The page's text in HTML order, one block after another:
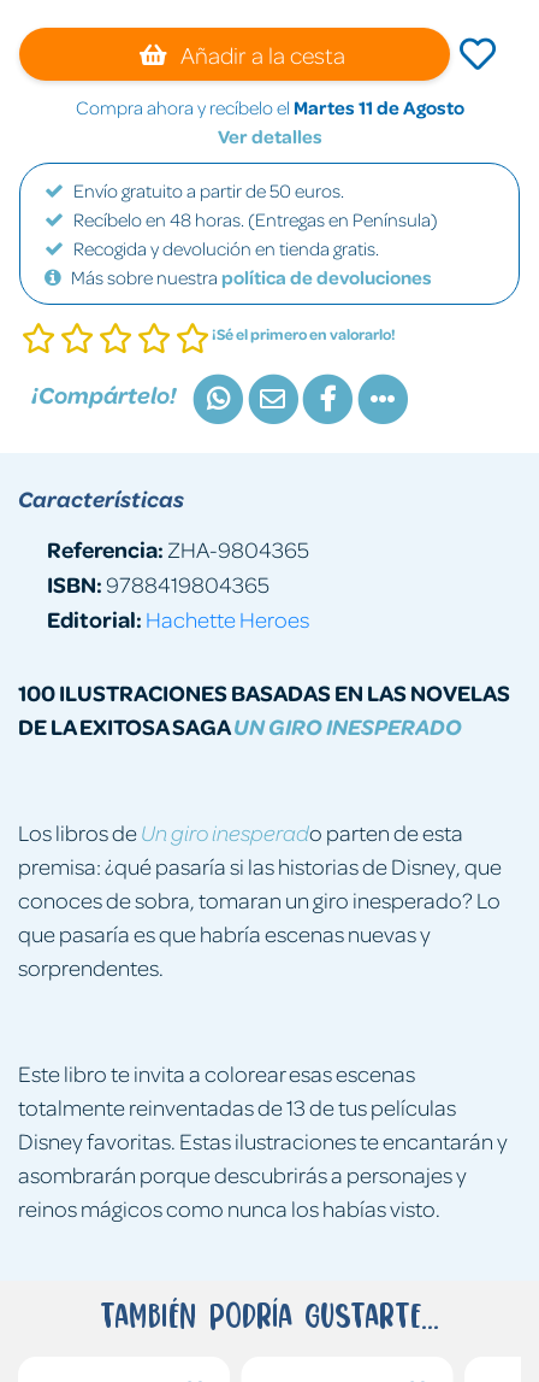
Añadir a la cesta
Compra ahora y recíbelo el Martes 11 de Agosto
Ver detalles
Envío gratuito a partir de 50 euros.
Recíbelo en 48 horas. (Entregas en Península)
Recogida y devolución en tienda gratis.
Más sobre nuestra política de devoluciones
¡Sé el primero en valorarlo!
¡Compártelo!
100 ILUSTRACIONES BASADAS EN LAS NOVELAS
DE LA EXITOSA SAGAUN GIRO INESPERADO
Los libros deUn giro inesperado parten de esta
premisa: ¿qué pasaría si las historias de Disney, que
conoces de sobra, tomaran un giro inesperado? Lo
que pasaría es que habría escenas nuevas y
sorprendentes.
Este libro te invita a colorear esas escenas
totalmente reinventadas de 13 de tus películas
Disney favoritas. Estas ilustraciones te encantarán y
asombrarán porque descubrirás a personajes y
reinos mágicos como nunca los habías visto.
Características
Referencia: ZHA-9804365
ISBN:9788419804365
Editorial: Hachette Heroes
También podría gustarte...